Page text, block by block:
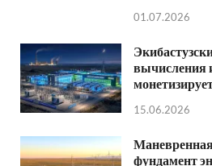
01.07.2026
вычисления
15.06.2026
фундамент